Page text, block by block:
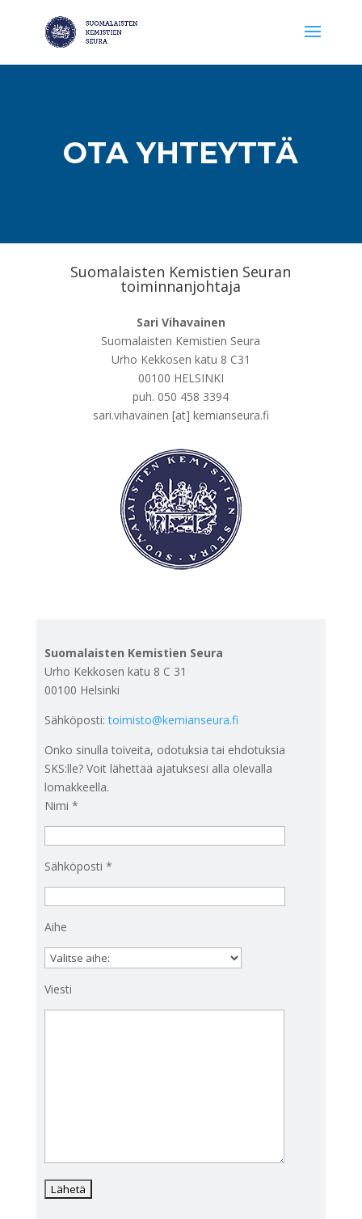
OTA YHTEYTTÄ
Suomalaisten Kemistien Seuran
toiminnanjohtaja
Sari Vihavainen
Suomalaisten Kemistien Seura
Urho Kekkosen katu 8 C31
00100 HELSINKI
puh. 050 458 3394
sari.vihavainen [at] kemianseura.fi
Suomalaisten Kemistien Seura
Urho Kekkosen katu 8 C 31
00100 Helsinki
Sähköposti:toimisto@kemianseura.fi
Onko sinulla toiveita, odotuksia tai ehdotuksia
SKS:lle? Voit lähettää ajatuksesi alla olevalla
lomakkeella.
Nimi *
Sähköposti *
Aihe
Viesti